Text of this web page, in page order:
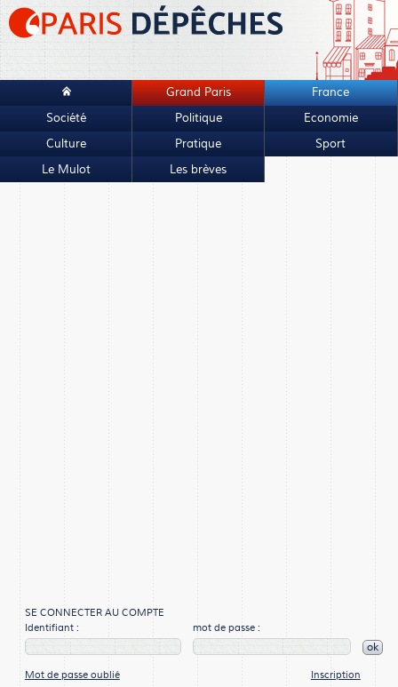
Grand Paris
France
Société
Politique
Economie
Culture
Pratique
Sport
Le Mulot
Les brèves
SE CONNECTER AU COMPTE
Identifiant :
mot de passe :
ok
Mot de passe oublié Inscription